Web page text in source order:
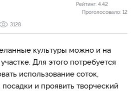
Рейтинг: 4.42
Проголосовало: 12
3128
культуры можно и на
Для этого потребуется
использование соток,
и проявить творческий